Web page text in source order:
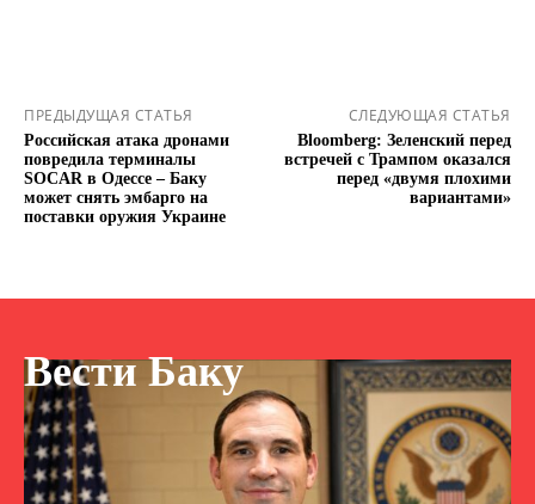
ПРЕДЫДУЩАЯ СТАТЬЯ
Российская атака дронами
повредила терминалы
SOCAR в Одессе – Баку
может снять эмбарго на
поставки оружия Украине
СЛЕДУЮЩАЯ СТАТЬЯ
Bloomberg: Зеленский перед
встречей с Трампом оказался
перед «двумя плохими
вариантами»
Вести Баку